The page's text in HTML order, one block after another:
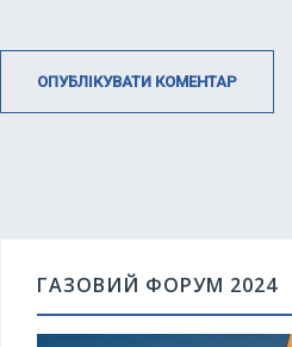
ГАЗОВИЙ ФОРУМ 2024